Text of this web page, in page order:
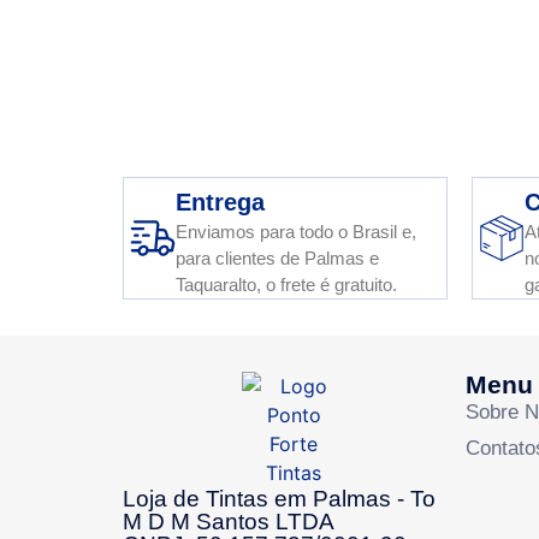
Entrega
Enviamos para todo o Brasil e,
para clientes de Palmas e
Taquaralto, o frete é gratuito.
Loja de Tintas em Palmas - To
M D M Santos LTDA
Menu
Sobre